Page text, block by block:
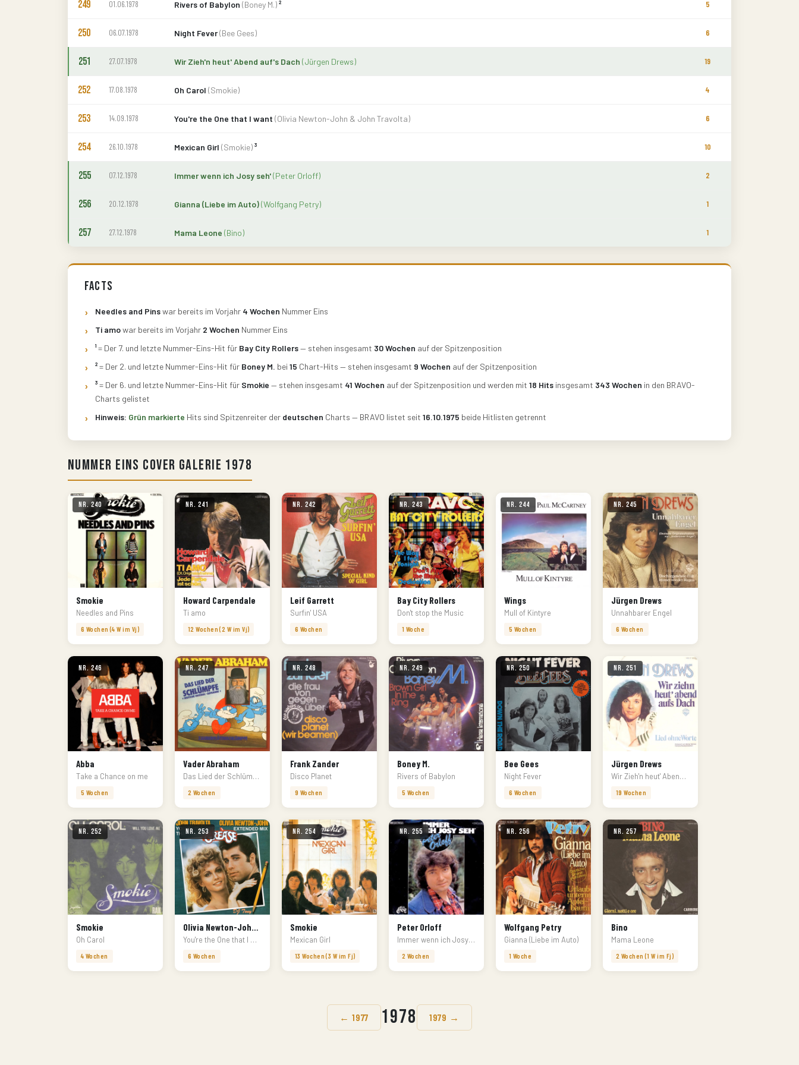
249 01.06.1978 Rivers of Babylon (Boney M.)² 5
250 06.07.1978 Night Fever(Bee Gees) 6
251 27.07.1978 Wir Zieh'n heut' Abend auf's Dach (Jürgen Drews) 19
252 17.08.1978 Oh Carol (Smokie) 4
253 14.09.1978 You're the One that I want (Olivia Newton-John & John Travolta) 6
254 26.10.1978 Mexican Girl (Smokie)³ 10
255 07.12.1978 Immer wenn ich Josy seh'(Peter Orloff) 2
256 20.12.1978 Gianna (Liebe im Auto)(Wolfgang Petry) 1
257 27.12.1978 Mama Leone (Bino) 1
Facts
Needles and Pinswar bereits im Vorjahr 4 Wochen Nummer Eins
Ti amowar bereits im Vorjahr 2 Wochen Nummer Eins
¹= Der 7. und letzte Nummer-Eins-Hit für Bay City Rollers— stehen insgesamt 30 Wochen auf der Spitzenposition
²= Der 2. und letzte Nummer-Eins-Hit für Boney M. bei 15 Chart-Hits — stehen insgesamt 9 Wochen auf der Spitzenposition
³= Der 6. und letzte Nummer-Eins-Hit für Smokie — stehen insgesamt 41 Wochen auf der Spitzenposition und werden mit 18 Hits insgesamt 343 Wochen in den BRAVO-
Charts gelistet
Hinweis: Grün markierte Hits sind Spitzenreiter der deutschen Charts — BRAVO listet seit 16.10.1975 beide Hitlisten getrennt
Nummer Eins Cover Galerie 1978
Nr. 240
Smokie
Needles and Pins
6 Wochen (4 W im Vj)
Nr. 241
Howard Carpendale
Ti amo
12 Wochen (2 W im Vj)
Nr. 242
Leif Garrett
Surfin' USA
6 Wochen
Nr. 243
Bay City Rollers
Don't stop the Music
1 Woche
Nr. 244
Wings
Mull of Kintyre
5 Wochen
Nr. 245
Jürgen Drews
Unnahbarer Engel
6 Wochen
Nr. 246
Abba
Take a Chance on me
5 Wochen
Nr. 247
Vader Abraham
Das Lied der Schlümpfe
2 Wochen
Nr. 248
Frank Zander
Disco Planet
9 Wochen
Nr. 249
Boney M.
Rivers of Babylon
5 Wochen
Nr. 250
Bee Gees
Night Fever
6 Wochen
Nr. 251
Jürgen Drews
Wir Zieh'n heut' Abend auf's Dach
19 Wochen
Nr. 252
Smokie
Oh Carol
4 Wochen
Nr. 253
Olivia Newton-John & John Travolta
You're the One that I want
6 Wochen
Nr. 254
Smokie
Mexican Girl
13 Wochen (3 W im Fj)
Nr. 255
Peter Orloff
Immer wenn ich Josy seh'
2 Wochen
Nr. 256
Wolfgang Petry
Gianna (Liebe im Auto)
1 Woche
Nr. 257
Bino
Mama Leone
2 Wochen (1 W im Fj)
← 1977 1978 1979 →